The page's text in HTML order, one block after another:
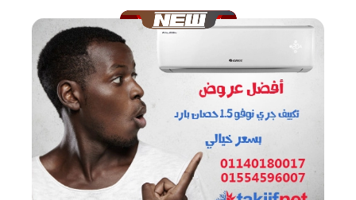
تكييف جرى 2.25 حصان .
تكييف جرى 3 حصان .
تكييف جرى 4 حصان.
تكييف جرى 5 حصان .
تكييف جرى 6 حصان .
موديلات تكييف جرى2024
تكييف جرى فالكون
تكييف جرى جلورى